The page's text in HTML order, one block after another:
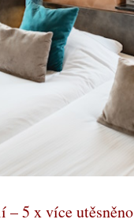
– 5 x více utěsněno